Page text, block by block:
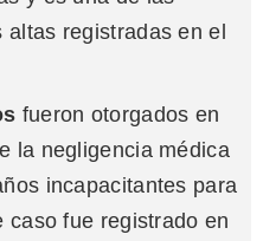
registradas en el
fueron otorgados en
la negligencia médica
incapacitantes para
caso fue registrado en